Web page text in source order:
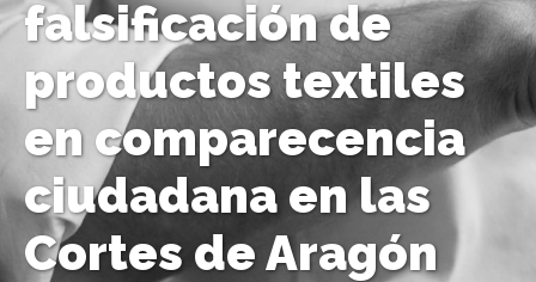
falsificación de
productos textiles
en comparecencia
ciudadana en las
Cortes de Aragón